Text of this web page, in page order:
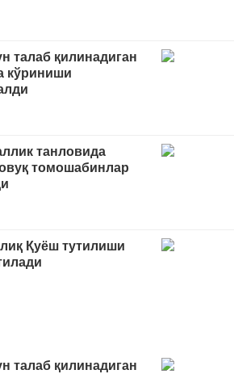
талаб қилинадиган
кўриниши
танловида
томошабинлар
Қуёш тутилиши
талаб қилинадиган